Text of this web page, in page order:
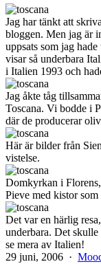
Jag har tänkt att
bloggen. Men jag är
uppsats som jag
visar så underbara
i Italien 1993 och
Jag åkte tåg
Toscana. Vi bodde i
där de producerar
Här är bilder från
vistelse.
Domkyrkan i
Pieve med kistor som
Det var en härlig
underbara. Det
se mera av Italien!
Publicerat
29 juni, 2006